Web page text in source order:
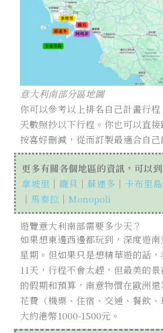
意大利南部分區地圖
你可以參考以上排名自己計畫行
天數照抄以下行程。你也可以直
按喜好刪減，從而訂製最適合自己
更多有關各個地區的資訊，可以
拿坡里 ｜ 龐貝 ｜ 蘇連多 ｜ 卡布里島
｜ 馬泰拉 ｜ Monopoli
遊覽意大利南部需要多少天？
如果想東邊西邊都玩到，深度遊
星期。但如果只是想精華遊的話
11天，行程不會太趕，但最美的
的假期和預算，南意物價在歐洲
花費（機票、住宿、交通、餐飲
大約港幣1000-1500元。